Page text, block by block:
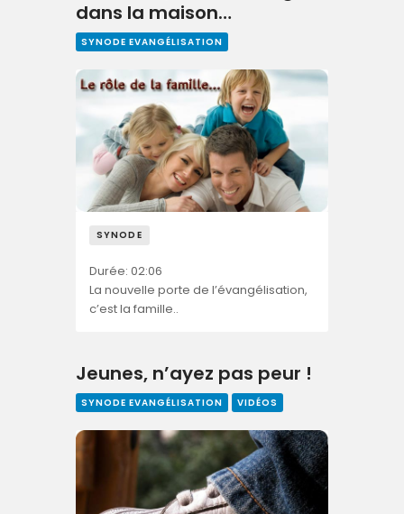
dans la maison…
SYNODE EVANGÉLISATION
SYNODE
Durée: 02:06
La nouvelle porte de l’évangélisation,
c’est la famille..
Jeunes, n’ayez pas peur !
SYNODE EVANGÉLISATION VIDÉOS